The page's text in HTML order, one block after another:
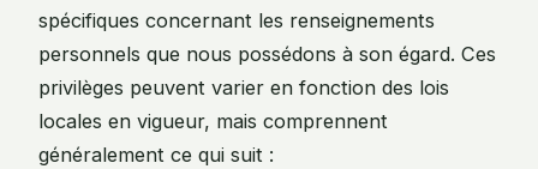
spécifiques concernant les renseignements
personnels que nous possédons à son égard. Ces
privilèges peuvent varier en fonction des lois
locales en vigueur, mais comprennent
généralement ce qui suit :